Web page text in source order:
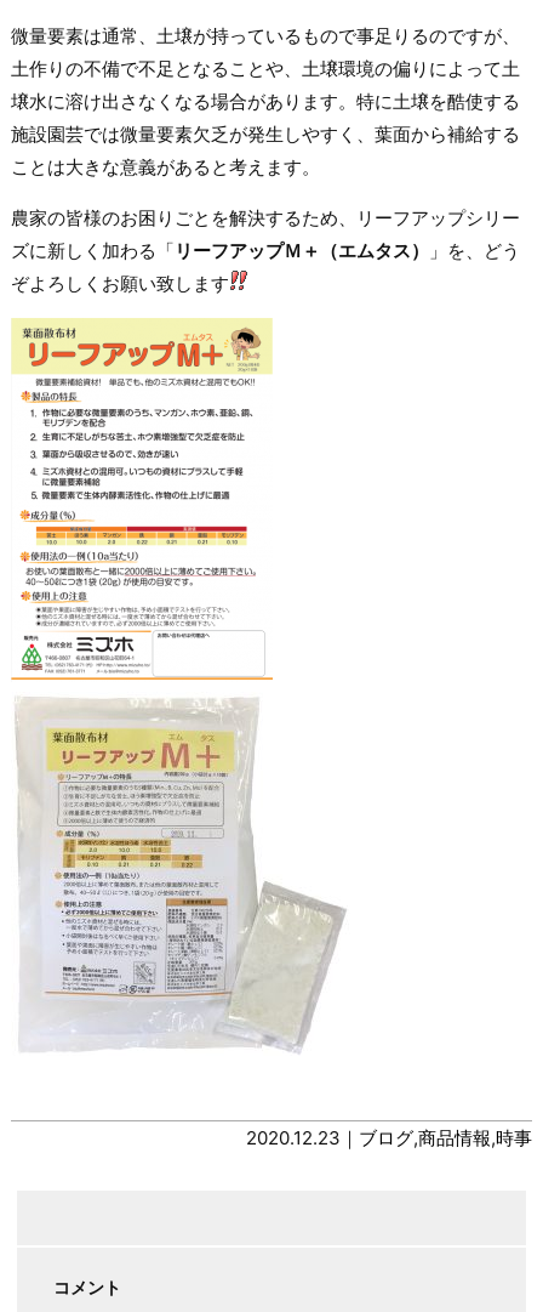
微量要素は通常、土壌が持っているもので事足りるのですが、
土作りの不備で不足となることや、土壌環境の偏りによって土
壌水に溶け出さなくなる場合があります。特に土壌を酷使する
施設園芸では微量要素欠乏が発生しやすく、葉面から補給する
ことは大きな意義があると考えます。
農家の皆様のお困りごとを解決するため、リーフアップシリー
ズに新しく加わる「 リーフアップＭ＋（エムタス）
」を、どう
ぞよろしくお願い致します
2020.12.23｜ ブログ,商品情報,時事
コメント